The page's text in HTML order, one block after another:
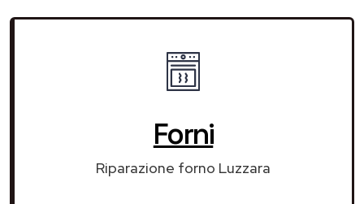
Forni
Riparazione forno Luzzara